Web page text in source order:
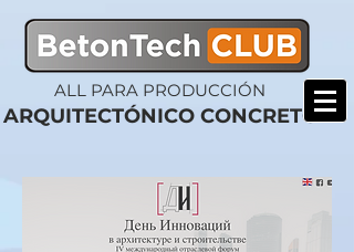
ARQUITECTÓNICO CONCRETO
ALL PARA PRODUCCIÓN